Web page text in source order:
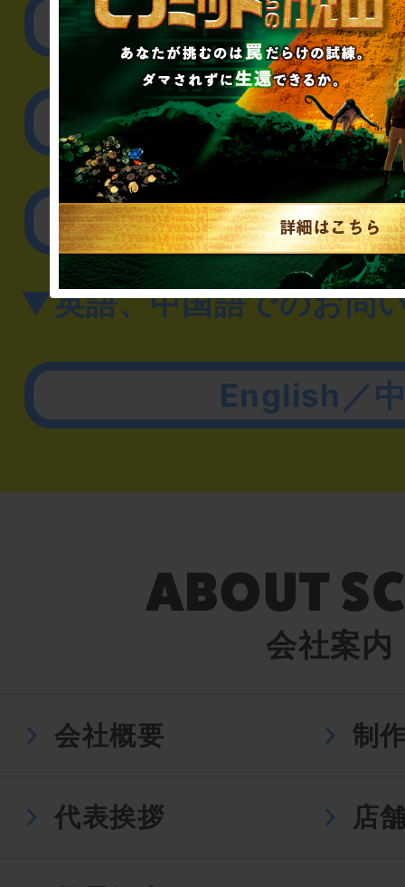
リアル脱出ゲーム制作
取材に関するお
その他のご相談／
▼英語、中国語でのお問
English／
会社案内
会社概要 制
代表挨拶 店